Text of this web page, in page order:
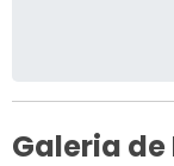
Galeria